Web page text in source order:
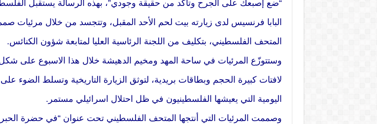
“ضع إصبعك على الجرح وتأكد من حقيقة وجودي”، بهذه الرسالة يستقبل
البابا فرنسيس لدى زيارته بيت لحم الأحد المقبل، وتتجسد من خلال مرئيات
المتحف الفلسطيني، بتكليف من اللجنة الرئاسية العليا لمتابعة شؤون الكنائس.
وستتوزّع المرئيات في ساحة المهد ومخيم الدهيشة خلال هذا الاسبوع على
لافتات كبيرة الحجم وبطاقات بريدية، لتوثق الزيارة التاريخية وتسلط الضوء على
اليومية التي يعيشها الفلسطينيون في ظل احتلال اسرائيلي مستمر.
وصممت المرئيات التي أنتجها المتحف الفلسطيني تحت عنوان “في حضرة الحبر